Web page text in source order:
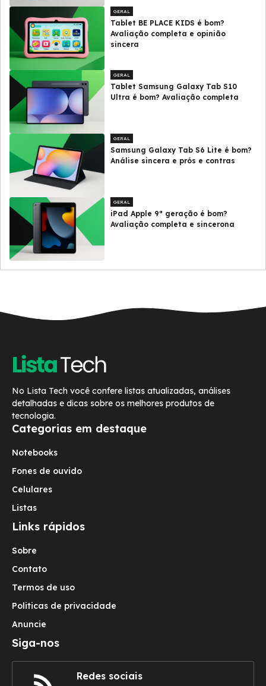
GERAL
Tablet BE PLACE KIDS é bom?
Avaliação completa e opinião
sincera
GERAL
Tablet Samsung Galaxy Tab S10
Ultra é bom? Avaliação completa
GERAL
Samsung Galaxy Tab S6 Lite é bom?
Análise sincera e prós e contras
GERAL
iPad Apple 9ª geração é bom?
Avaliação completa e sincerona
No Lista Tech você confere listas atualizadas, análises
detalhadas e dicas sobre os melhores produtos de
tecnologia.
Categorias em destaque
Notebooks
Fones de ouvido
Celulares
Listas
Links rápidos
Sobre
Contato
Termos de uso
Politicas de privacidade
Anuncie
Siga-nos
Redes sociais